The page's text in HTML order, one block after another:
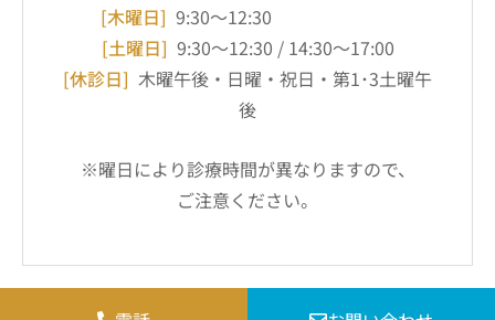
[木曜日] 9:30～12:30
[土曜日] 9:30～12:30 / 14:30～17:00
[休診日] 木曜午後・日曜・祝日・第1･3土曜午
後
※曜日により診療時間が異なりますので、
ご注意ください。